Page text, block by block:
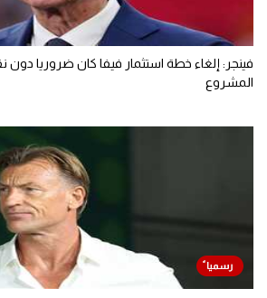
فينجر: إلغاء خطة استثمار فيفا كان ضروريا
المشروع